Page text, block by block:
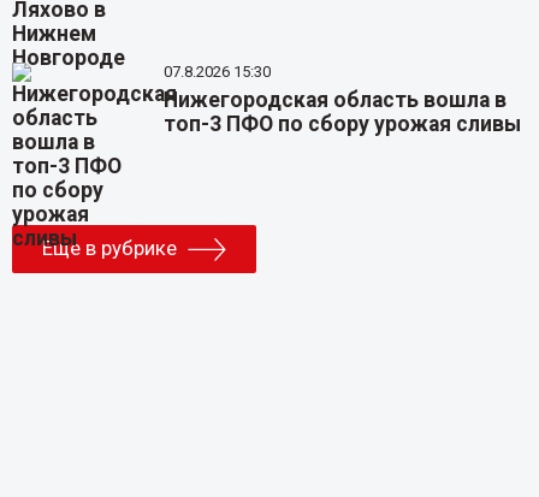
07.8.2026 15:30
Нижегородская область вошла в
топ-3 ПФО по сбору урожая сливы
Еще в рубрике